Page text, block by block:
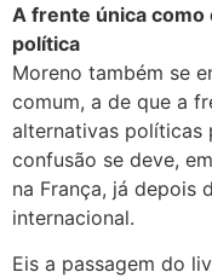
A frente única como
política
Moreno também se
comum, a de que a
alternativas políticas
confusão se deve,
na França, já depois
internacional.
Eis a passagem do